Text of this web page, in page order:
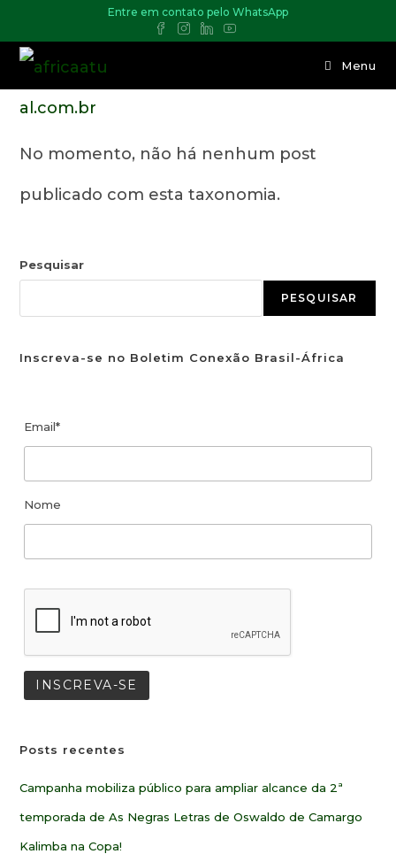
Entre em contato pelo WhatsApp
Menu
No momento, não há nenhum post
publicado com esta taxonomia.
Pesquisar
PESQUISAR
Inscreva-se no Boletim Conexão Brasil-África
Email*
Nome
Posts recentes
Campanha mobiliza público para ampliar alcance da 2ª
temporada de As Negras Letras de Oswaldo de Camargo
Kalimba na Copa!